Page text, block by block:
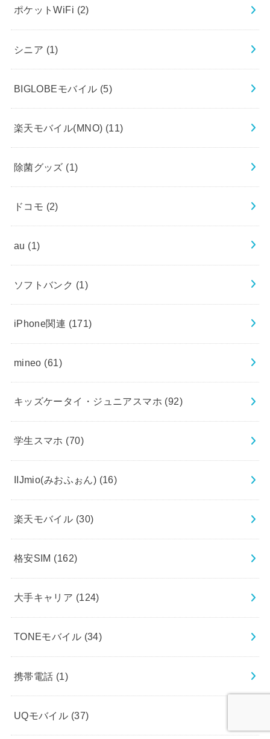
ポケットWiFi (2)
シニア (1)
BIGLOBEモバイル (5)
楽天モバイル(MNO) (11)
除菌グッズ (1)
ドコモ (2)
au (1)
ソフトバンク (1)
iPhone関連 (171)
mineo (61)
キッズケータイ・ジュニアスマホ (92)
学生スマホ (70)
IIJmio(みおふぉん) (16)
楽天モバイル (30)
格安SIM (162)
大手キャリア (124)
TONEモバイル (34)
携帯電話 (1)
UQモバイル (37)